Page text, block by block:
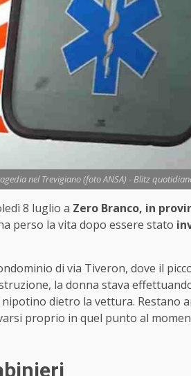
nel Trevigiano (foto ANSA) - Blitz
8 luglio a Zero Branco, in
perso la vita dopo essere stato
di via Tiveron, dove il
la donna stava
dietro la vettura. Restano
proprio in quel punto al